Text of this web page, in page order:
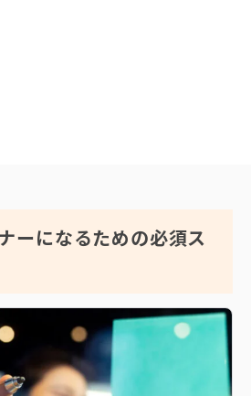
ーになるための必須ス